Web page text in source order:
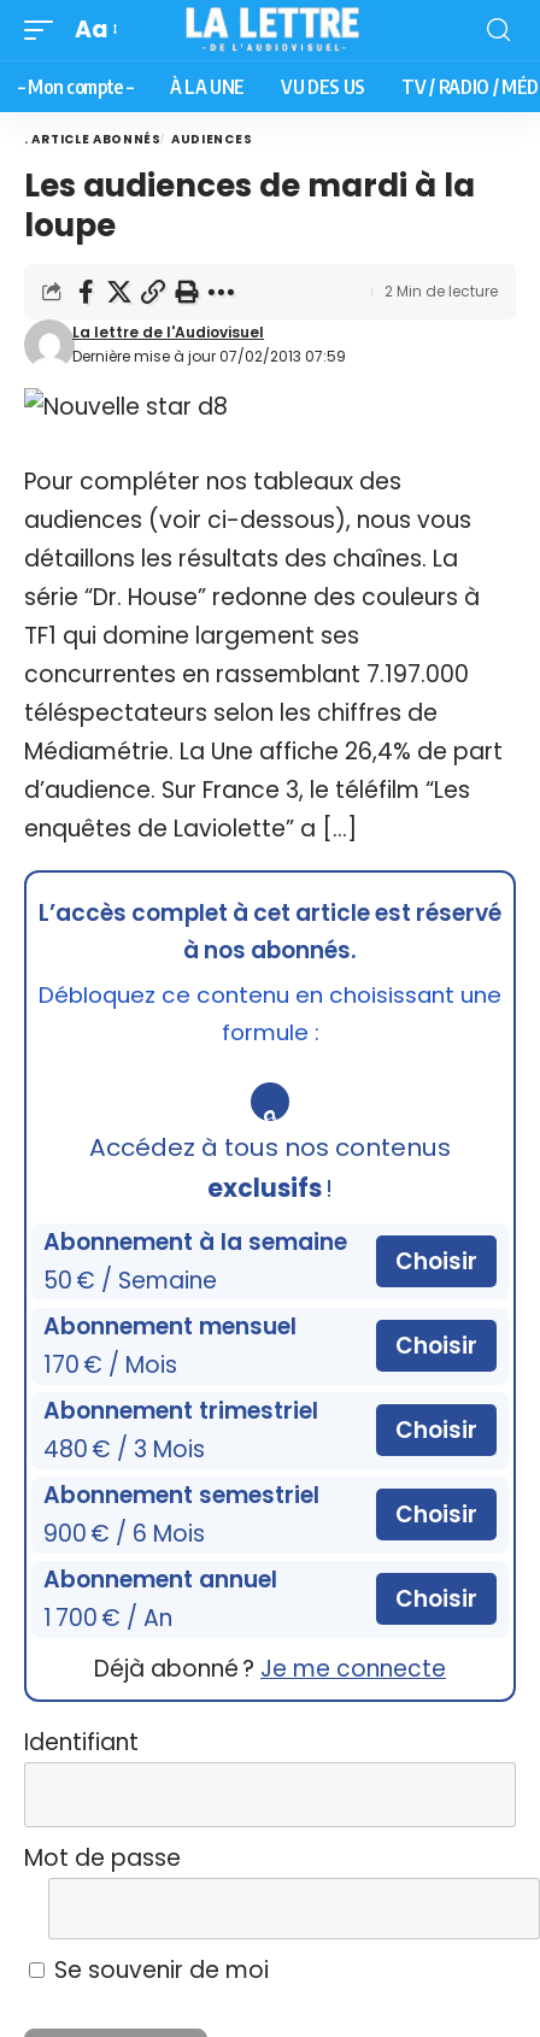
Aa
– Mon compte – À LA UNE VU DES US TV / RADIO /
. ARTICLE ABONNÉS AUDIENCES
Les audiences de mardi à la
loupe
Dernière mise à jour 07/02/2013 07:59
La lettre de l'Audiovisuel
2 Min de lecture
Pour compléter nos tableaux des
audiences (voir ci-dessous), nous vous
détaillons les résultats des chaînes. La
série “Dr. House” redonne des couleurs à
TF1 qui domine largement ses
concurrentes en rassemblant 7.197.000
téléspectateurs selon les chiffres de
Médiamétrie. La Une affiche 26,4% de part
d’audience. Sur France 3, le téléfilm “Les
enquêtes de Laviolette” a […]
L’accès complet à cet article est réservé
à nos abonnés.
Débloquez ce contenu en choisissant une
formule :
🔒
Accédez à tous nos contenus
exclusifs!
Abonnement à la semaine
50 € / Semaine
Choisir
Abonnement mensuel
170 € / Mois
Choisir
Abonnement trimestriel
480 € / 3 Mois
Choisir
Abonnement semestriel
900 € / 6 Mois
Choisir
Abonnement annuel
1 700 € / An
Choisir
Déjà abonné ? Je me connecte
Identifiant
Mot de passe
Se souvenir de moi